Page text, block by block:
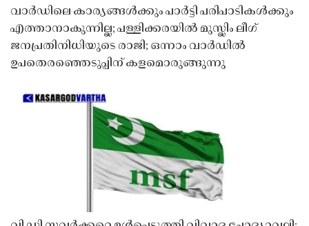
വാർഡിലെ കാര്യങ്ങൾക്കും പാർട്ടി പരിപാടികൾക്കും
എത്താനാകുന്നില്ല; പള്ളിക്കരയിൽ മുസ്ലിം ലീഗ്
ജനപ്രതിനിധിയുടെ രാജി; ഒന്നാം വാർഡിൽ
ഉപതെരഞ്ഞെടുപ്പിന് കളമൊരുങ്ങുന്നു